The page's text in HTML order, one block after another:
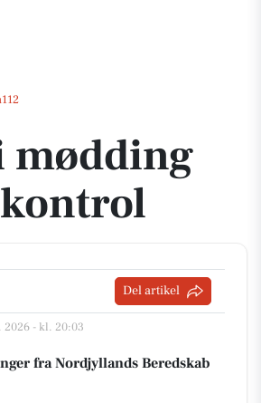
kontrol
mødding
Del artikel
2026 - kl. 20:03
fra Nordjyllands Beredskab